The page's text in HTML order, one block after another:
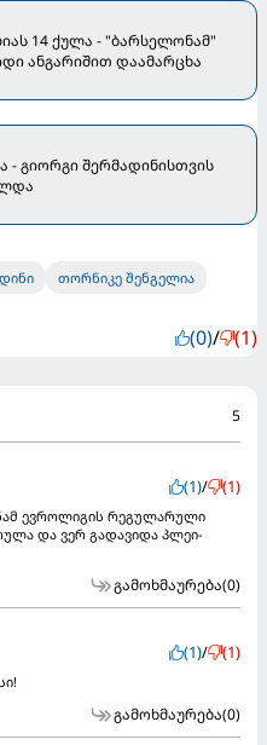
14 ქულა - "ბარსელონამ"
ანგარიშით დაამარცხა
- გიორგი შერმადინისთვის
თორნიკე შენგელია
(0)/ (1)
5
(1)/ (1)
ევროლიგის რეგულარული
და ვერ გადავიდა პლეი-
გამოხმაურება(0)
(1)/ (1)
გამოხმაურება(0)